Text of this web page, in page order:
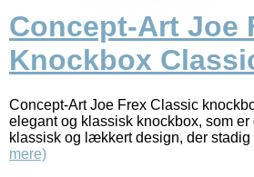
Concept-Art Joe
Knockbox
Concept-Art Joe Frex Classic
elegant og klassisk knockbox, som
klassisk og lækkert design, der stadig
mere)